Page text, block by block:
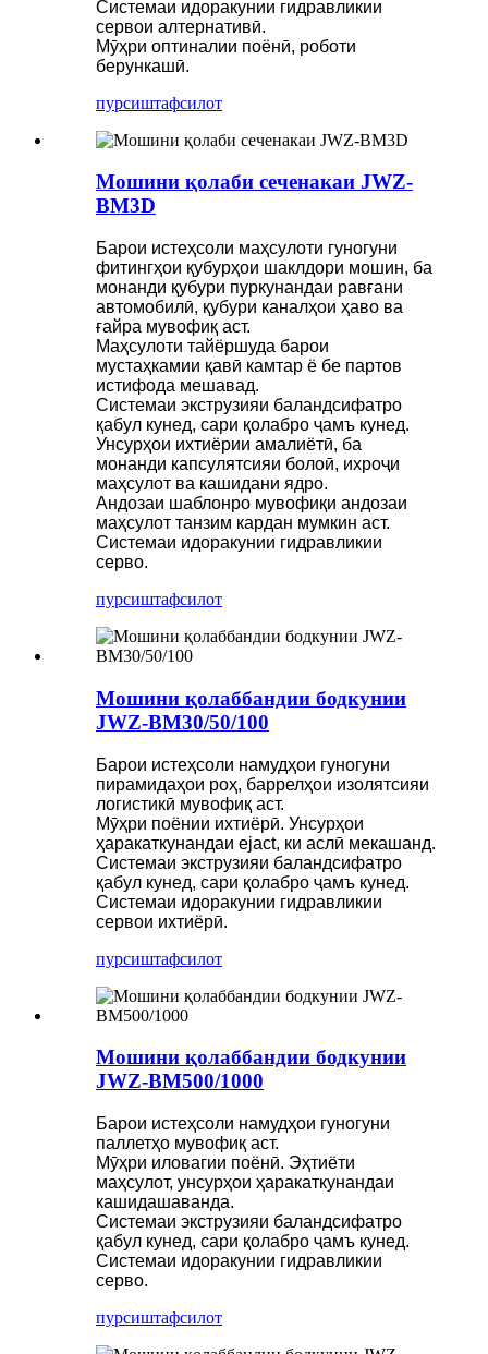
Системаи идоракунии гидравликии
сервои алтернативӣ.
Мӯҳри оптиналии поёнӣ, роботи
берункашӣ.
пурсиштафсилот
Мошини қолаби сеченакаи JWZ-
BM3D
Барои истеҳсоли маҳсулоти гуногуни
фитингҳои қубурҳои шаклдори мошин, ба
монанди қубури пуркунандаи равғани
автомобилӣ, қубури каналҳои ҳаво ва
ғайра мувофиқ аст.
Маҳсулоти тайёршуда барои
мустаҳкамии қавӣ камтар ё бе партов
истифода мешавад.
Системаи экструзияи баландсифатро
қабул кунед, сари қолабро ҷамъ кунед.
Унсурҳои ихтиёрии амалиётӣ, ба
монанди капсулятсияи болоӣ, ихроҷи
маҳсулот ва кашидани ядро.
Андозаи шаблонро мувофиқи андозаи
маҳсулот танзим кардан мумкин аст.
Системаи идоракунии гидравликии
серво.
пурсиштафсилот
Мошини қолаббандии бодкунии
JWZ-BM30/50/100
Барои истеҳсоли намудҳои гуногуни
пирамидаҳои роҳ, баррелҳои изолятсияи
логистикӣ мувофиқ аст.
Мӯҳри поёнии ихтиёрӣ. Унсурҳои
ҳаракаткунандаи ejact, ки аслӣ мекашанд.
Системаи экструзияи баландсифатро
қабул кунед, сари қолабро ҷамъ кунед.
Системаи идоракунии гидравликии
сервои ихтиёрӣ.
пурсиштафсилот
Мошини қолаббандии бодкунии
JWZ-BM500/1000
Барои истеҳсоли намудҳои гуногуни
паллетҳо мувофиқ аст.
Мӯҳри иловагии поёнӣ. Эҳтиёти
маҳсулот, унсурҳои ҳаракаткунандаи
кашидашаванда.
Системаи экструзияи баландсифатро
қабул кунед, сари қолабро ҷамъ кунед.
Системаи идоракунии гидравликии
серво.
пурсиштафсилот